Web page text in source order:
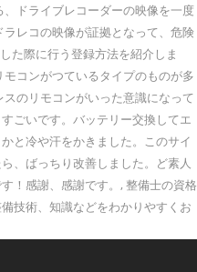
ドライブレコーダーの映像を一度
レコの映像が証拠となって、危険
た際に行う登録方法を紹介しま
コンがつているタイプのものが多
のリモコンがいった意識になって
ごいです。バッテリー交換してエ
と冷や汗をかきました。このサイ
、ばっちり改善しました。ど素人
！感謝、感謝です。, 整備士の資格
技術、知識などをわかりやすくお